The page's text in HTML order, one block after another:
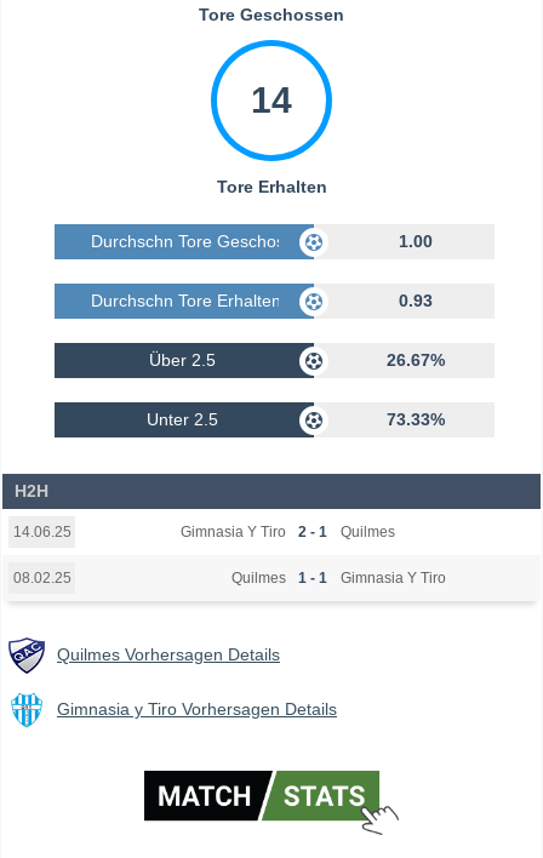
Tore Geschossen
14
Tore Erhalten
Durchschn Tore Geschossen 1.00
Durchschn Tore Erhalten 0.93
Über 2.5 26.67%
Unter 2.5 73.33%
H2H
14.06.25 Gimnasia Y Tiro 2 - 1 Quilmes
08.02.25 Quilmes 1 - 1 Gimnasia Y Tiro
Quilmes Vorhersagen Details
Gimnasia y Tiro Vorhersagen Details